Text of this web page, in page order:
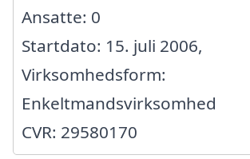
Ansatte: 0
Startdato: 15. juli 2006,
Virksomhedsform:
Enkeltmandsvirksomhed
CVR: 29580170